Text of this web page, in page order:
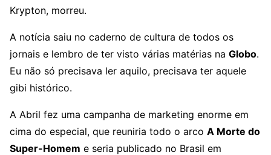
Krypton, morreu.
A notícia saiu no caderno de cultura de todos os
jornais e lembro de ter visto várias matérias na Globo.
Eu não só precisava ler aquilo, precisava ter aquele
gibi histórico.
A Abril fez uma campanha de marketing enorme em
cima do especial, que reuniria todo o arco A Morte do
Super-Homem e seria publicado no Brasil em